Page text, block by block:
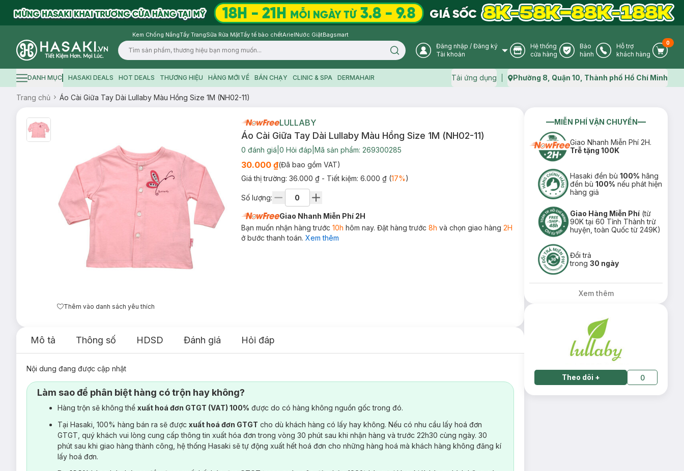
Kem Chống NắngTẩy TrangSữa Rửa MặtTẩy tế bào chếtArielNước GiặtBagsmart
Logo
Search icon User Icon
Đăng nhập / Đăng ký
Tài khoản
Store Icon
Hệ thống
cửa hàng
Warranty Icon
Bảo
hành
Phone Icon
Hỗ trợ
khách hàng
Cart
0
Hamburger icon
DANH MỤC HASAKI DEALS HOT DEALS THƯƠNG HIỆU HÀNG MỚI VỀ BÁN CHẠY CLINIC & SPA DERMAHAIR Tải ứng dụng Map icon
Phường 8, Quận 10, Thành phố Hồ Chí Minh
Trang chủ Áo Cài Giữa Tay Dài Lullaby Màu Hồng Size 1M (NH02-11)
Thêm vào danh sách yêu thích
LULLABY
Áo Cài Giữa Tay Dài Lullaby Màu Hồng Size 1M (NH02-11)
0 đánh giá 0 Hỏi đáp Mã sản phẩm: 269300285
30.000 ₫(Đã bao gồm VAT)
Giá thị trường: 36.000 ₫ - Tiết kiệm: 6.000 ₫(17%)
Số lượng:
Giao Nhanh Miễn Phí 2H
Bạn muốn nhận hàng trước 10h hôm nay. Đặt hàng trước 8h và chọn giao hàng 2H
ở bước thanh toán. Xem thêm
Mô tả Thông số HDSD Đánh giá Hỏi đáp
Nội dung đang được cập nhật
Làm sao để phân biệt hàng có trộn hay không?
Hàng trộn sẽ không thể xuất hoá đơn GTGT (VAT) 100% được do có hàng không nguồn gốc trong đó.
Tại Hasaki, 100% hàng bán ra sẽ được xuất hoá đơn GTGT cho dù khách hàng có lấy hay không. Nếu có nhu cầu lấy hoá đơn
GTGT, quý khách vui lòng cung cấp thông tin xuất hóa đơn trong vòng 30 phút sau khi nhận hàng và trước 22h30 cùng ngày. 30
phút sau khi giao hàng thành công, hệ thống Hasaki sẽ tự động xuất hết hoá đơn cho những hàng hoá mà khách hàng không đăng kí
lấy hoá đơn.
MIỄN PHÍ VẬN CHUYỂN
Giao Nhanh Miễn Phí 2H.
Trễ tặng 100K
Hasaki đền bù100% hãng
đền bù100% nếu phát hiện
hàng giả
Giao Hàng Miễn Phí (từ
90K tại 60 Tỉnh Thành trừ
huyện, toàn Quốc từ 249K)
Đổi trả
trong30 ngày
Xem thêm
Theo dõi + 0